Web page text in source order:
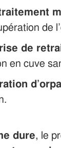
de
de
en cuve
dure, le